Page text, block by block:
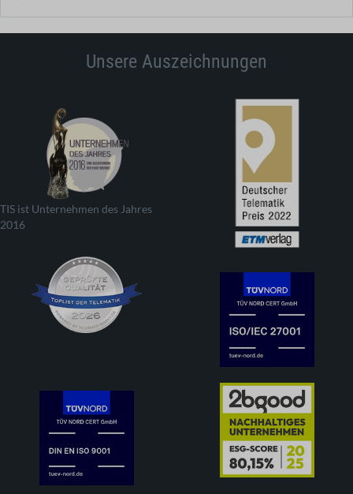
Unsere Auszeichnungen
TIS ist Unternehmen des Jahres
2016